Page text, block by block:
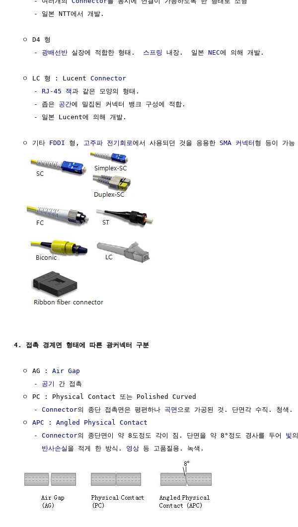
     - 일본 NTT에서 개발.
  ㅇ D4 형
     -
광배선반 실장에 적합한 형태. 스프링 내장.  일본 NEC에 의해 개발.
  ㅇ LC 형 : Lucent
Connector
     -
RJ-45 잭과 같은 모양의 형태.
     - 좁은
공간에 밀집된 커넥터 뱅크 구성에 적합.
     - 일본 Lucent에 의해 개발.
  ㅇ 기타
FDDI 형, 고주파 전기회로에서 사용되던 것을 응용한 SMA 커넥터 형 등이 가능
4. 접촉 경계면 형태에 따른 광커넥터 구분
  ㅇ AG :
Air Gap
     -
공기
간 접촉
  ㅇ PC : Physical Contact 또는 Polished Curved
     -
Connector의 종단 접촉면은 평편하나 곡면 으로 가공된 것. 단면각 수직. 청색.
  ㅇ
APC : Angled Physical Contact
     -
Connector의 종단면이 약 8도정도 각이 짐. 단면을 약 8°정도 경사를 두어 빛 의
반사손실 을 적게 한 방식. 영상 등 고품질용. 녹색.